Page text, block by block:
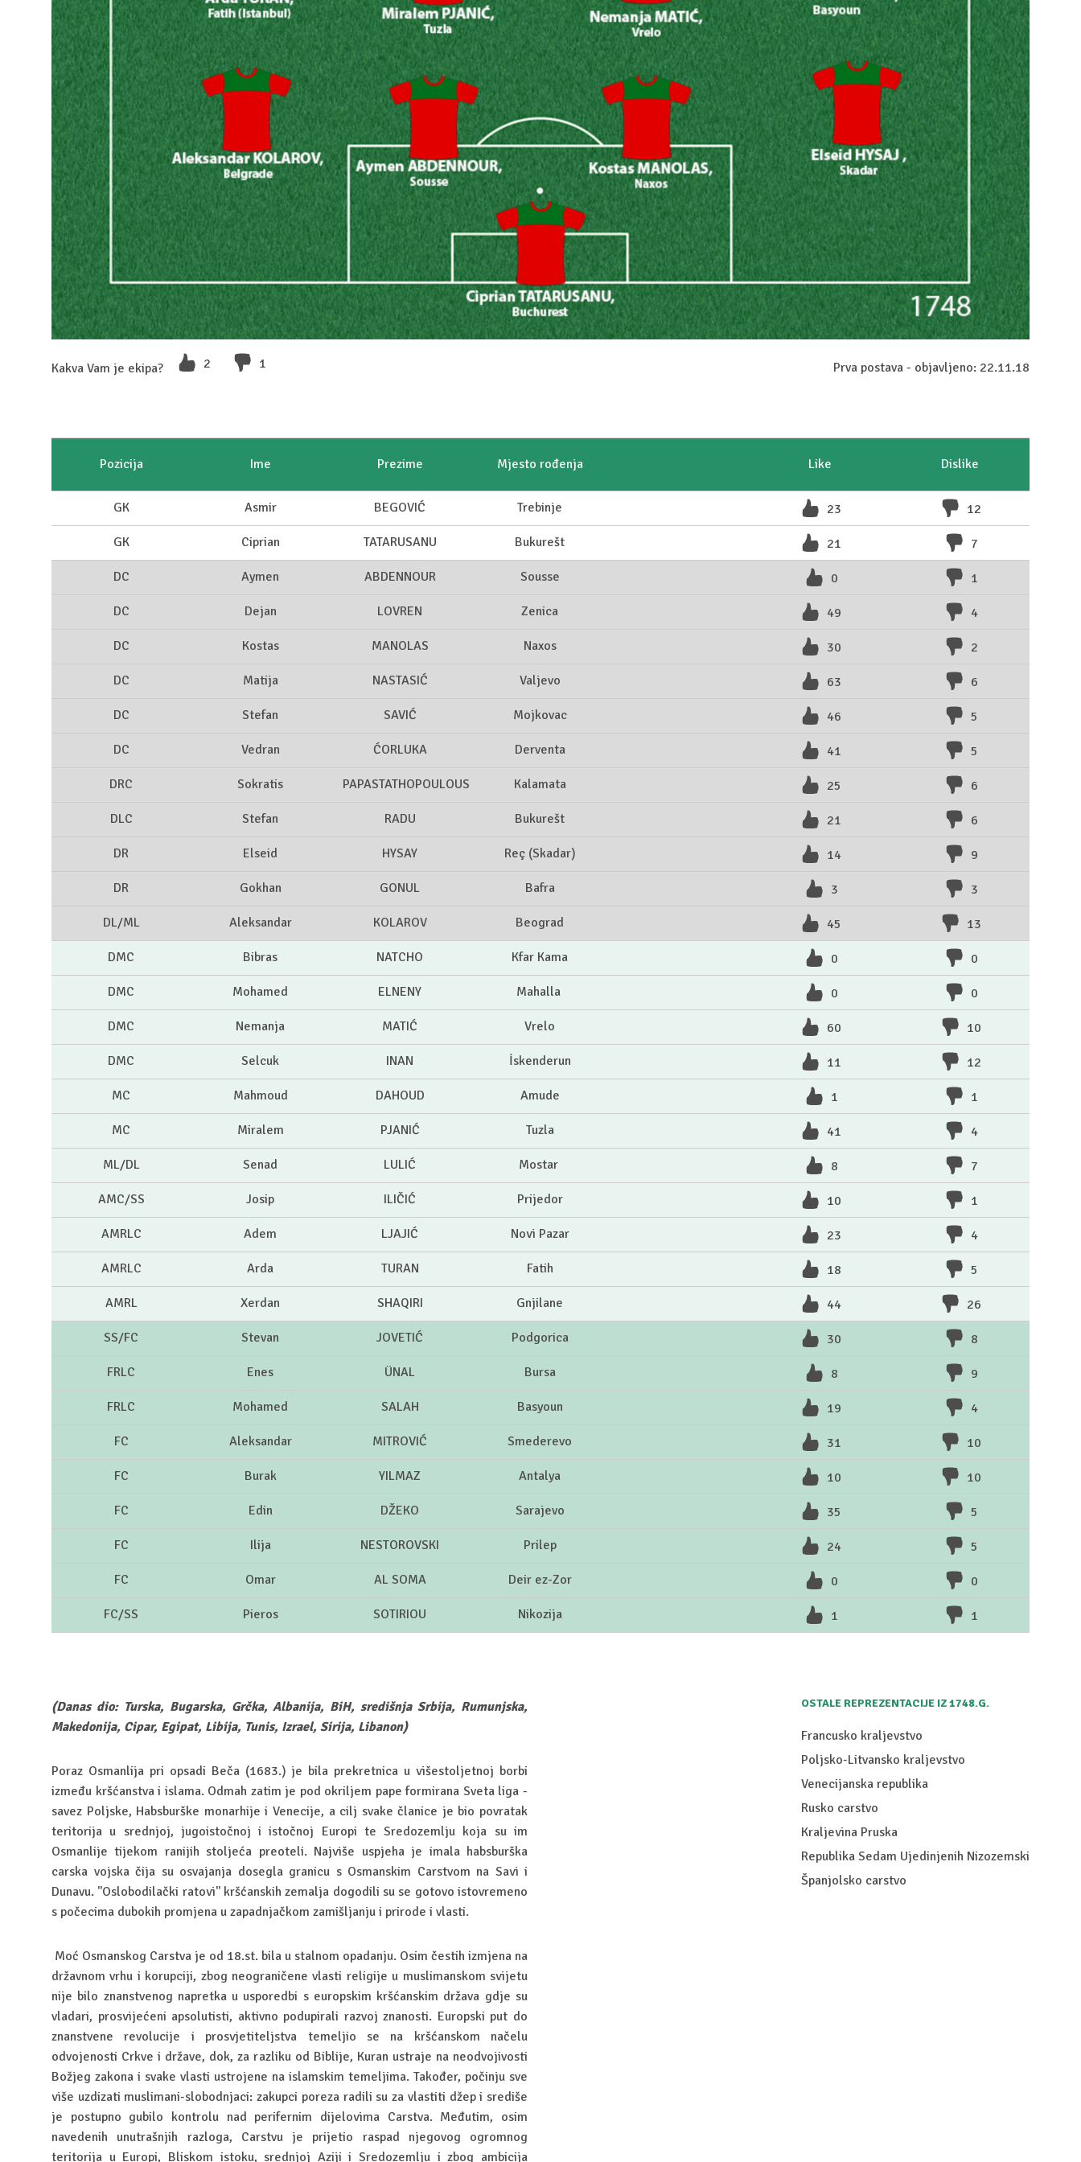
Kakva Vam je ekipa? 2 1 Prva postava - objavljeno: 22.11.18
Pozicija Ime Prezime Mjesto rođenja Like Dislike
GK Asmir BEGOVIĆ Trebinje 23 12
GK Ciprian TATARUSANU Bukurešt 21 7
DC Aymen ABDENNOUR Sousse 0 1
DC Dejan LOVREN Zenica 49 4
DC Kostas MANOLAS Naxos 30 2
DC Matija NASTASIĆ Valjevo 63 6
DC Stefan SAVIĆ Mojkovac 46 5
DC Vedran ĆORLUKA Derventa 41 5
DRC Sokratis PAPASTATHOPOULOUS Kalamata 25 6
DLC Stefan RADU Bukurešt 21 6
DR Elseid HYSAY Reç (Skadar) 14 9
DR Gokhan GONUL Bafra 3 3
DL/ML Aleksandar KOLAROV Beograd 45 13
DMC Bibras NATCHO Kfar Kama 0 0
DMC Mohamed ELNENY Mahalla 0 0
DMC Nemanja MATIĆ Vrelo 60 10
DMC Selcuk INAN İskenderun 11 12
MC Mahmoud DAHOUD Amude 1 1
MC Miralem PJANIĆ Tuzla 41 4
ML/DL Senad LULIĆ Mostar 8 7
AMC/SS Josip ILIČIĆ Prijedor 10 1
AMRLC Adem LJAJIĆ Novi Pazar 23 4
AMRLC Arda TURAN Fatih 18 5
AMRL Xerdan SHAQIRI Gnjilane 44 26
SS/FC Stevan JOVETIĆ Podgorica 30 8
FRLC Enes ÜNAL Bursa 8 9
FRLC Mohamed SALAH Basyoun 19 4
FC Aleksandar MITROVIĆ Smederevo 31 10
FC Burak YILMAZ Antalya 10 10
FC Edin DŽEKO Sarajevo 35 5
FC Ilija NESTOROVSKI Prilep 24 5
FC Omar AL SOMA Deir ez-Zor 0 0
FC/SS Pieros SOTIRIOU Nikozija 1 1
(Danas dio: Turska, Bugarska, Grčka, Albanija, BiH, središnja Srbija, Rumunjska,
Makedonija, Cipar, Egipat, Libija, Tunis, Izrael, Sirija, Libanon)
Poraz Osmanlija pri opsadi Beča (1683.) je bila prekretnica u višestoljetnoj borbi
između kršćanstva i islama. Odmah zatim je pod okriljem pape formirana Sveta liga -
savez Poljske, Habsburške monarhije i Venecije, a cilj svake članice je bio povratak
teritorija u srednjoj, jugoistočnoj i istočnoj Europi te Sredozemlju koja su im
Osmanlije tijekom ranijih stoljeća preoteli. Najviše uspjeha je imala habsburška
carska vojska čija su osvajanja dosegla granicu s Osmanskim Carstvom na Savi i
Dunavu. ''Oslobodilački ratovi'' kršćanskih zemalja dogodili su se gotovo istovremeno
s počecima dubokih promjena u zapadnjačkom zamišljanju i prirode i vlasti.
Moć Osmanskog Carstva je od 18.st. bila u stalnom opadanju. Osim čestih izmjena na
državnom vrhu i korupciji, zbog neograničene vlasti religije u muslimanskom svijetu
nije bilo znanstvenog napretka u usporedbi s europskim kršćanskim država gdje su
vladari, prosvijećeni apsolutisti, aktivno podupirali razvoj znanosti. Europski put do
znanstvene revolucije i prosvjetiteljstva temeljio se na kršćanskom načelu
odvojenosti Crkve i države, dok, za razliku od Biblije, Kuran ustraje na neodvojivosti
Božjeg zakona i svake vlasti ustrojene na islamskim temeljima. Također, počinju sve
više uzdizati muslimani-slobodnjaci: zakupci poreza radili su za vlastiti džep i središe
je postupno gubilo kontrolu nad perifernim dijelovima Carstva. Međutim, osim
navedenih unutrašnjih razloga, Carstvu je prijetio raspad njegovog ogromnog
teritorija u Europi, Bliskom istoku, srednjoj Aziji i Sredozemlju i zbog ambicija
OSTALE REPREZENTACIJE IZ 1748.G.
Francusko kraljevstvo
Poljsko-Litvansko kraljevstvo
Venecijanska republika
Rusko carstvo
Kraljevina Pruska
Republika Sedam Ujedinjenih Nizozemski
Španjolsko carstvo